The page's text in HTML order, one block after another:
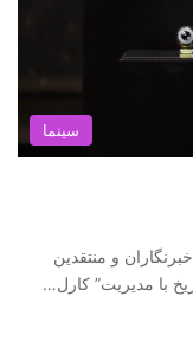
سینما
و منتقدین